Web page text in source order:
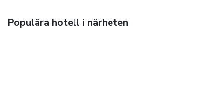
Populära hotell i närheten